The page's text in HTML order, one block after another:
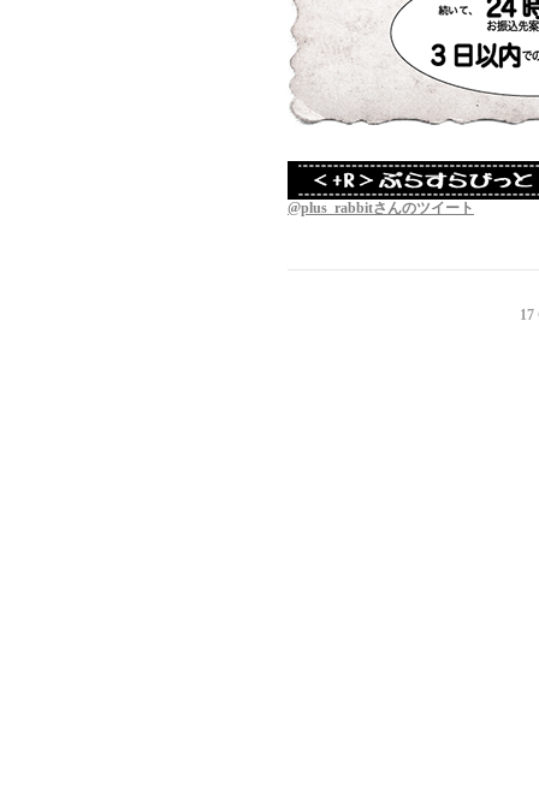
@plus_rabbitさんのツイート